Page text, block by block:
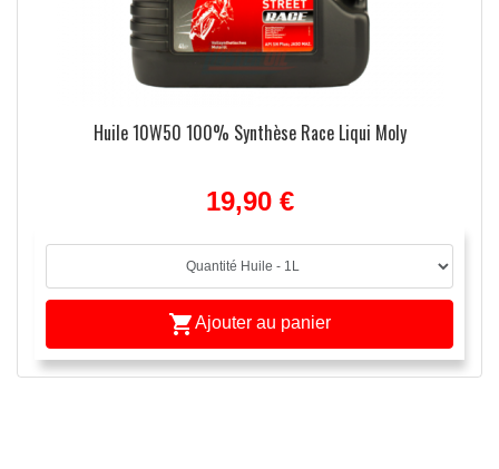
Huile 10W50 100% Synthèse Race Liqui Moly
19,90 €
Ajouter au panier